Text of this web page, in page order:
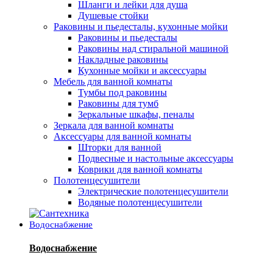
Шланги и лейки для душа
Душевые стойки
Раковины и пьедесталы, кухонные мойки
Раковины и пьедесталы
Раковины над стиральной машиной
Накладные раковины
Кухонные мойки и аксессуары
Мебель для ванной комнаты
Тумбы под раковины
Раковины для тумб
Зеркальные шкафы, пеналы
Зеркала для ванной комнаты
Аксессуары для ванной комнаты
Шторки для ванной
Подвесные и настольные аксессуары
Коврики для ванной комнаты
Полотенцесушители
Электрические полотенцесушители
Водяные полотенцесушители
Водоснабжение
Водоснабжение